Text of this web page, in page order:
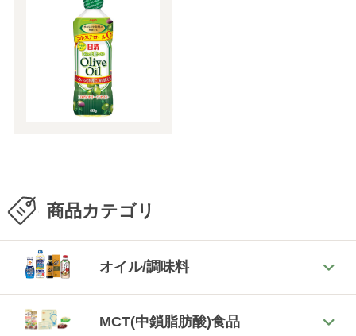
商品カテゴリ
オイル/調味料
MCT(中鎖脂肪酸)食品